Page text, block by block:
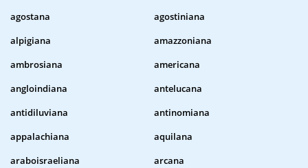
agostana
agostiniana
alpigiana
amazzoniana
ambrosiana
americana
angloindiana
antelucana
antidiluviana
antinomiana
appalachiana
aquilana
araboisraeliana
arcana